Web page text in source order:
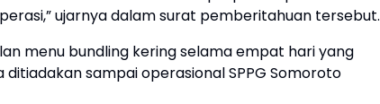
ujarnya dalam surat pemberitahuan tersebut.
menu bundling kering selama empat hari yang
sampai operasional SPPG Somoroto